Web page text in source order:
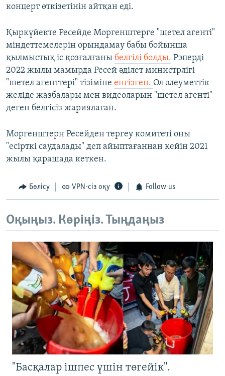
концерт өткізетінін айтқан еді.
Қыркүйекте Ресейде Моргенштерге "шетел агенті"
міндеттемелерін орындамау бабы бойынша
қылмыстық іс қозғалғаны белгілі болды. Рэперді
2022 жылы мамырда Ресей әділет министрлігі
"шетел агенттері" тізіміне енгізген. Ол әлеуметтік
желіде жазбалары мен видеоларын "шетел агенті"
деген белгісіз жариялаған.
Моргенштерн Ресейден тергеу комитеті оны
"есірткі саудалады" деп айыптағаннан кейін 2021
жылы қарашада кеткен.
Бөлісу VPN-сіз оқу Follow us
Оқыңыз. Көріңіз. Тыңдаңыз
"Басқалар ішпес үшін төгейік".